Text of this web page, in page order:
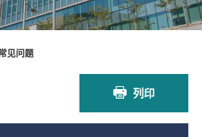
见问题
列印